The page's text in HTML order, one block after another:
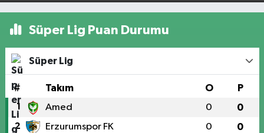
Süper Lig Puan Durumu
Süper Lig
# Takım O P
1 Amed 0 0
2 Erzurumspor FK 0 0